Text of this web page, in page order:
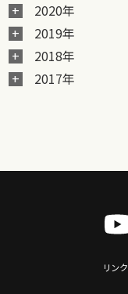
2020年
2019年
2018年
2017年
リンク